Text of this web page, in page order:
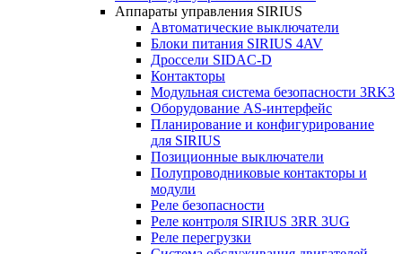
Аппараты управления SIRIUS
Автоматические выключатели
Блоки питания SIRIUS 4AV
Дроссели SIDAC-D
Контакторы
Модульная система безопасности 3RK3
Оборудование AS-интерфейс
Планирование и конфигурирование
для SIRIUS
Позиционные выключатели
Полупроводниковые контакторы и
модули
Реле безопасности
Реле контроля SIRIUS 3RR 3UG
Реле перегрузки